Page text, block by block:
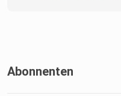
Abonnenten